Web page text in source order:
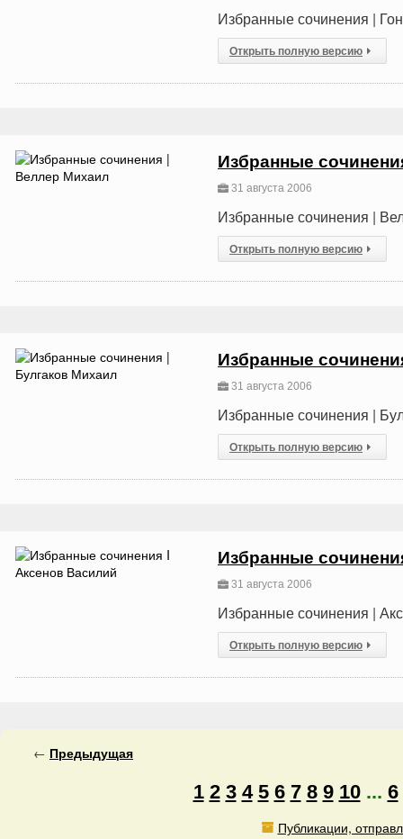
Избранные сочинения |
Открыть полную версию
Избранные
31 августа 2006
Избранные сочинения |
Открыть полную версию
Избранные
31 августа 2006
Избранные сочинения |
Открыть полную версию
Избранные
31 августа 2006
Избранные сочинения |
Открыть полную версию
← Предыдущая
1 2 3 4 5 6 7 8 9 10... 6
Публикации,